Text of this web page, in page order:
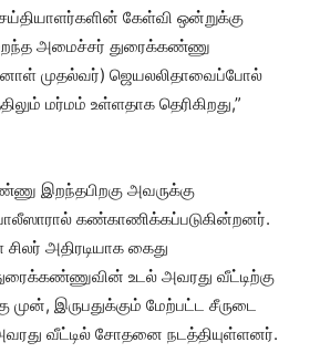
கேள்வி ஒன்றுக்கு
அமைச்சர் துரைக்கண்ணு
முதல்வர்) ஜெயலலிதாவைப்போல்
மர்மம் உள்ளதாக தெரிகிறது,”
இறந்தபிறகு அவருக்கு
கண்காணிக்கப்படுகின்றனர்.
அதிரடியாக கைது
உடல் அவரது வீட்டிற்கு
இருபதுக்கும் மேற்பட்ட சீருடை
வீட்டில் சோதனை நடத்தியுள்ளனர்.